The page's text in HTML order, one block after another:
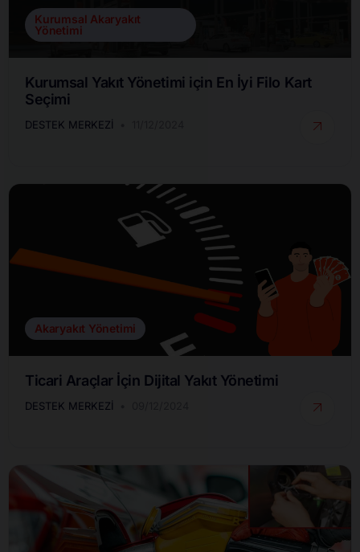
Kurumsal Akaryakıt
Yönetimi
Kurumsal Yakıt Yönetimi için En İyi Filo Kart
Seçimi
DESTEK MERKEZI
Akaryakıt Yönetimi
Ticari Araçlar İçin Dijital Yakıt Yönetimi
DESTEK MERKEZI